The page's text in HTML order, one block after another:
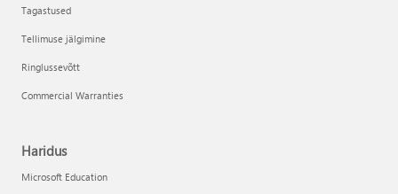
Tagastused
Tellimuse jälgimine
Ringlussevõtt
Commercial Warranties
Haridus
Microsoft Education